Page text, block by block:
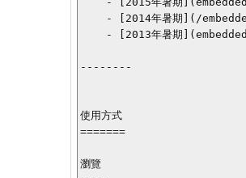
--------
使用方式
=======
瀏覽